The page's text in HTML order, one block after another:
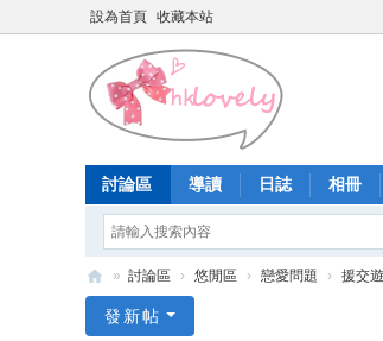
設為首頁 收藏本站
討論區 導讀 日誌 相冊
» 討論區 › 悠閒區 › 戀愛問題 › 援交
發新帖